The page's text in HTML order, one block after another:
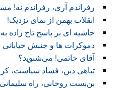
رفراندم آری، رفراندم نه!
انقلاب بهمن از نمای نزدیک!
حاشیه ای بر پاسخ تاج زاده
دموکرات ها و جنبش
آقای خاتمی! می‌شنوید؟
تباهی دین، فساد سیاست،
بن‌بست روحانی، راه سلیمانی